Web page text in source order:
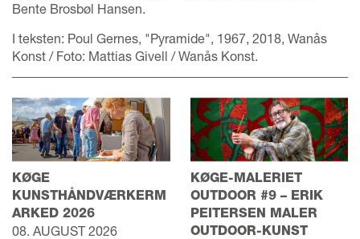
Bente Brosbøl Hansen.
I teksten: Poul Gernes, "Pyramide", 1967, 2018, Wanås
Konst / Foto: Mattias Givell / Wanås Konst.
KØGE
KUNSTHÅNDVÆRKERM
ARKED 2026
08. AUGUST 2026
KØGE-MALERIET
OUTDOOR #9 – ERIK
PEITERSEN MALER
OUTDOOR-KUNST